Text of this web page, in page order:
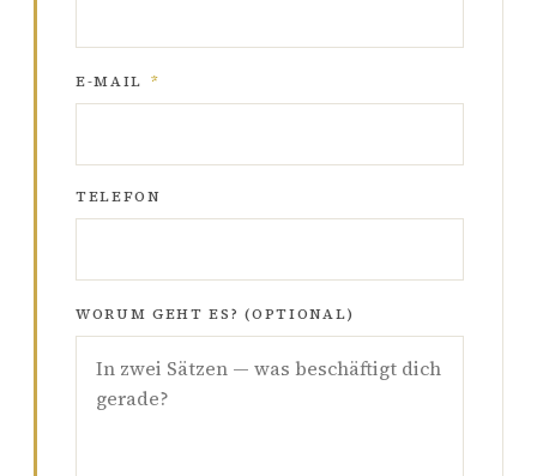
E-MAIL *
TELEFON
WORUM GEHT ES? (OPTIONAL)